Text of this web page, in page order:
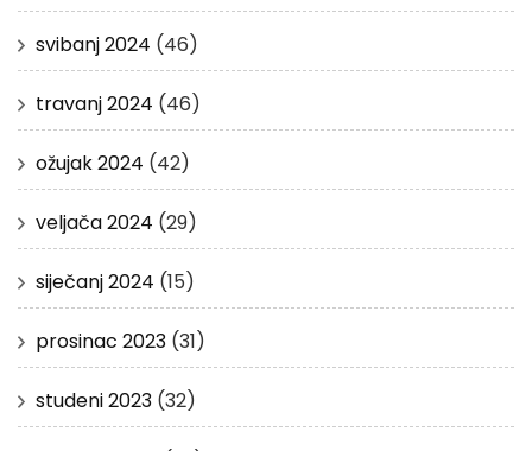
svibanj 2024 (46)
travanj 2024 (46)
ožujak 2024 (42)
veljača 2024 (29)
siječanj 2024 (15)
prosinac 2023 (31)
studeni 2023 (32)